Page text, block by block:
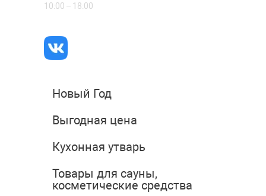
10:00 – 18:00
Новый Год
Выгодная цена
Кухонная утварь
Товары для сауны,
косметические средства